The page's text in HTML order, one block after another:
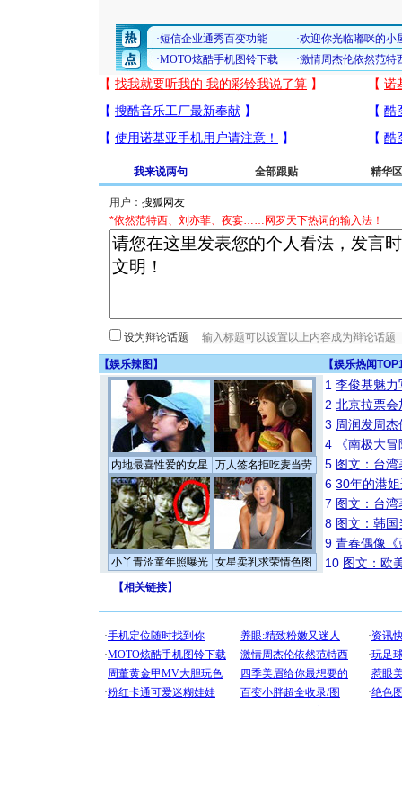
我来说两句 全部跟贴 精华区
用户：
*依然范特西、刘亦菲、夜宴……网罗天下热词的输入法！
设为辩论话题
【娱乐辣图 】 【娱乐热闻
内地最喜性爱的女星 万人签名拒吃麦当劳
小丫青涩童年照曝光 女星卖乳求荣情色图
1 李俊基魅力
2 北京拉票
3 周润发周
4
《南极大
5 图文：台
6 30年的港
7 图文：台
8 图文：韩
9 青春偶像《
10 图文：欧
【相关链接】